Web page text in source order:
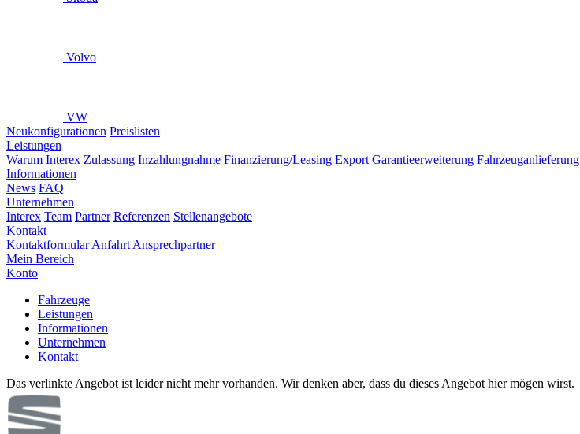
Volvo
VW
Neukonfigurationen Preislisten
Leistungen
Warum Interex Zulassung Inzahlungnahme Finanzierung/Leasing Export Garantieerweiterung Fahrzeuganlieferung
Informationen
News FAQ
Unternehmen
Interex Team Partner Referenzen Stellenangebote
Kontakt
Kontaktformular Anfahrt Ansprechpartner
Mein Bereich
Konto
Fahrzeuge
Leistungen
Informationen
Unternehmen
Kontakt
Das verlinkte Angebot ist leider nicht mehr vorhanden. Wir denken aber, dass du dieses Angebot hier mögen wirst.